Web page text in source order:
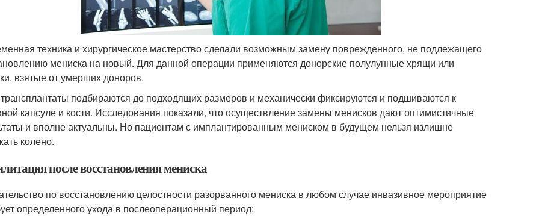
техника и хирургическое мастерство сделали возможным замену поврежденного, не подлежащего
мениска на новый. Для данной операции применяются донорские полулунные хрящи или
взятые от умерших доноров.
подбираются до подходящих размеров и механически фиксируются и подшиваются к
капсуле и кости. Исследования показали, что осуществление замены менисков дают оптимистичные
и вполне актуальны. Но пациентам с имплантированным мениском в будущем нельзя излишне
колено.
после восстановления мениска
по восстановлению целостности разорванного мениска в любом случае инвазивное мероприятие
определенного ухода в послеоперационный период: